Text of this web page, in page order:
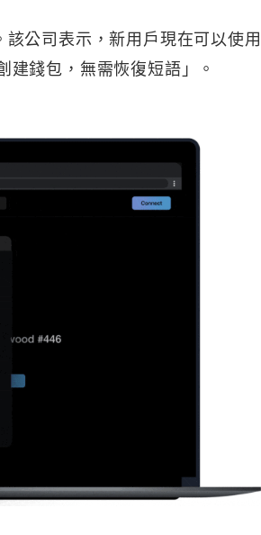
公司表示，新用戶現在可以使用
錢包，無需恢復短語」。